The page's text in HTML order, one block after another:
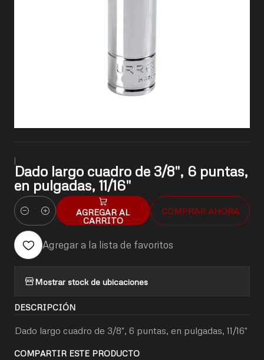
|
Dado largo cuadro de 3/8", 6 puntas,
en pulgadas, 11/16"
Cantidad
AGREGAR AL
CARRITO
COMPRAR AHORA
Agregar a la lista de favoritos
Mostrar stock de ubicaciones
DESCRIPCIÓN
Dado largo cuadro de 3/8", 6 puntas, en pulgadas, 11/16"
COMPARTIR ESTE PRODUCTO